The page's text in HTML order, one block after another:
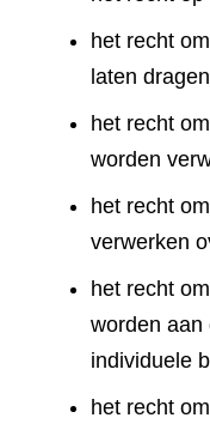
het recht
laten dragen
het recht
worden
het recht
verwerken
het recht
worden aan
individuele
het recht